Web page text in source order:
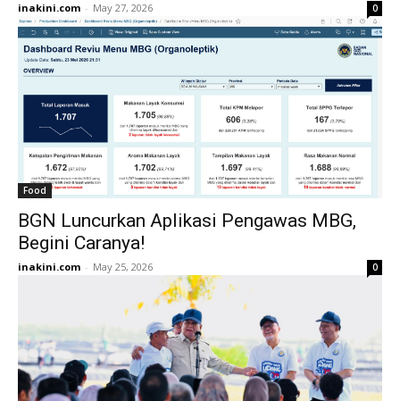
inakini.com - May 27, 2026 0
Food
BGN Luncurkan Aplikasi Pengawas MBG,
Begini Caranya!
inakini.com - May 25, 2026 0